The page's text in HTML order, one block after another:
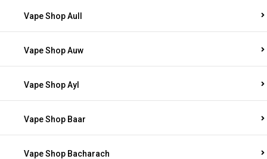
Vape Shop Aull
Vape Shop Auw
Vape Shop Ayl
Vape Shop Baar
Vape Shop Bacharach